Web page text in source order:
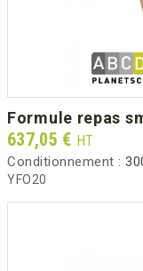
formule repas
Prix
637,05 € HT
Conditionnement :
YFO20